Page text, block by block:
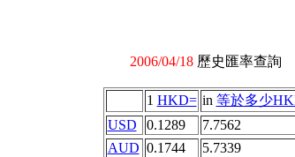
2006/04/18 歷史匯率查詢
1 HKD= in 等於多少
USD
0.1289
7.7562
AUD 0.1744
5.7339